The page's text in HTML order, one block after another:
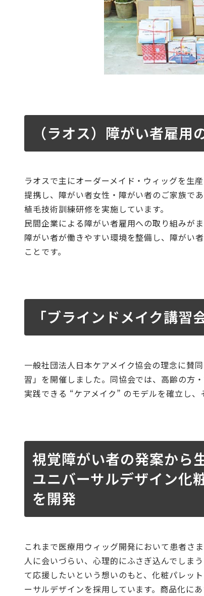
（ラオス）障がい者雇用
ラオスで主にオーダーメイド・ウィッグを生
提携し、障がい者女性・障がい者のご家族で
植毛技術訓練研修を実施しています。
民間企業による障がい者雇用への取り組みが
障がい者が働きやすい環境を整備し、障がい
ことです。
「ブラインドメイク講
一般社団法人日本ケアメイク協会の理念に賛
習」を開催しました。同協会では、高齢の方
実践できる “ケアメイク” のモデルを確立し
視覚障がい者の発案から
ユニバーサルデザイン化
を開発
これまで医療用ウィッグ開発において患者さ
人に会いづらい、心理的にふさぎ込んでしま
て応援したいという想いのもと、化粧パレッ
ーサルデザインを採用しています。商品化に